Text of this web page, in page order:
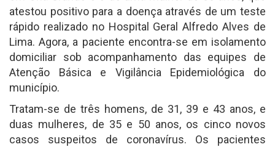
atestou positivo para a doença através de um teste
rápido realizado no Hospital Geral Alfredo Alves de
Lima. Agora, a paciente encontra-se em isolamento
domiciliar sob acompanhamento das equipes de
Atenção Básica e Vigilância Epidemiológica do
município.
Tratam-se de três homens, de 31, 39 e 43 anos, e
duas mulheres, de 35 e 50 anos, os cinco novos
casos suspeitos de coronavírus. Os pacientes